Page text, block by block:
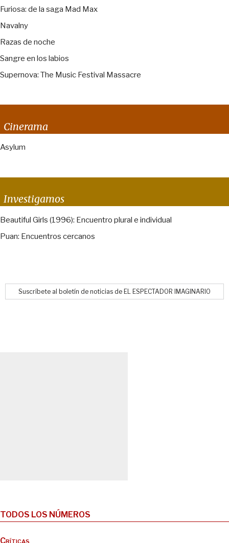
Furiosa: de la saga Mad Max
Navalny
Razas de noche
Sangre en los labios
Supernova: The Music Festival Massacre
Cinerama
Asylum
Investigamos
Beautiful Girls (1996): Encuentro plural e individual
Puan: Encuentros cercanos
Suscríbete al boletín de noticias de EL ESPECTADOR IMAGINARIO
TODOS LOS NÚMEROS
Críticas